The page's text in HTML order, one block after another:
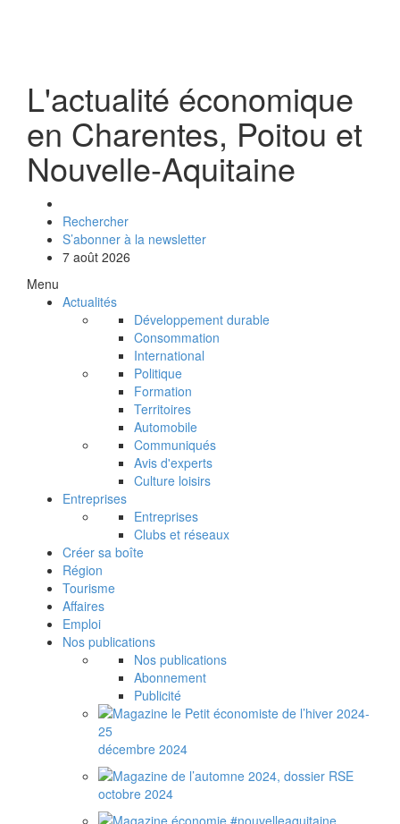
L'actualité économique
en Charentes, Poitou et
Nouvelle-Aquitaine
Rechercher
S’abonner à la newsletter
7 août 2026
Menu
Actualités
Développement durable
Consommation
International
Politique
Formation
Territoires
Automobile
Communiqués
Avis d'experts
Culture loisirs
Entreprises
Entreprises
Clubs et réseaux
Créer sa boîte
Région
Tourisme
Affaires
Emploi
Nos publications
Nos publications
Abonnement
Publicité
décembre 2024
octobre 2024